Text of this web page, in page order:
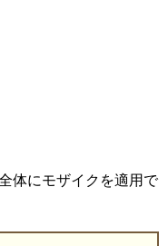
体にモザイクを適用で